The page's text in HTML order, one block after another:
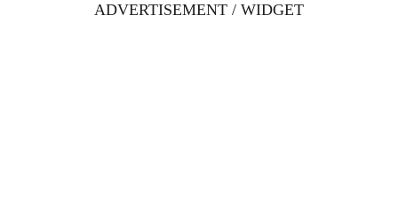
ADVERTISEMENT / WIDGET